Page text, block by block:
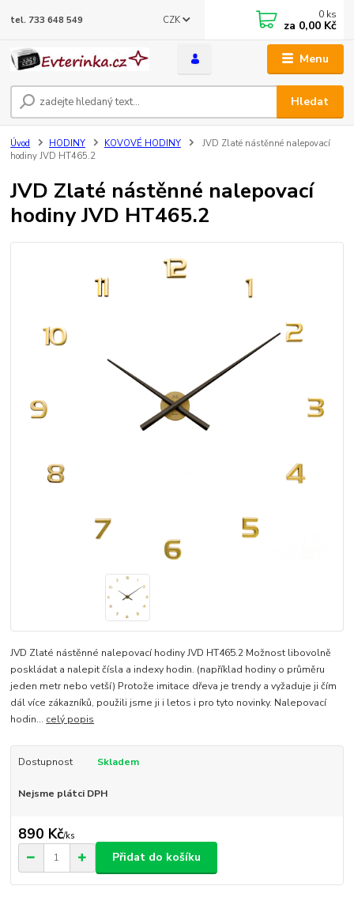
Menu
CZK
Hledat
tel. 733 648 549 0 ks
za 0,00 Kč
Úvod HODINY KOVOVÉ HODINY
JVD Zlaté nástěnné nalepovací
hodiny JVD HT465.2
JVD Zlaté nástěnné nalepovací
hodiny JVD HT465.2
JVD Zlaté nástěnné nalepovací hodiny JVD HT465.2 Možnost libovolně
poskládat a nalepit čísla a indexy hodin. (například hodiny o průměru
jeden metr nebo vetší) Protože imitace dřeva je trendy a vyžaduje ji čím
dál více zákazníků, použili jsme ji i letos i pro tyto novinky. Nalepovací
hodin... celý popis
Dostupnost Skladem
Nejsme plátci DPH
890 Kč/ks
Přidat do košíku